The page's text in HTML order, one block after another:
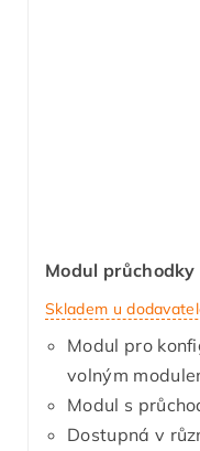
Modul
Skladem u
Modul pro
volným
Modul s
Dostupná v